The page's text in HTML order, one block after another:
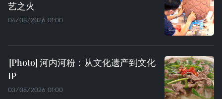
艺之火
04/08/2026 01:00
河内河粉：从文化遗产到文化
IP
03/08/2026 01:00